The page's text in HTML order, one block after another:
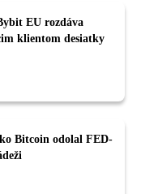
EU rozdáva
klientom desiatky
Bitcoin odolal FED-